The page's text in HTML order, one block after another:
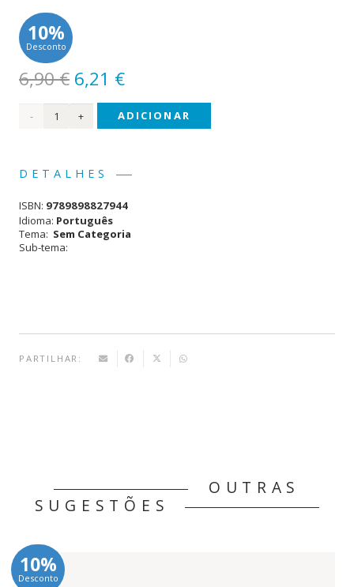
10%
Desconto
6,90€ O
preço
original
6,90 €.
6,21 €O
preço
atual
Quantidade
Brilha
-
ADICIONAR
DETALHES
ISBN: 9789898827944
Idioma: Português
Tema: Sem Categoria
Sub-tema:
PARTILHAR:
OUTRAS
SUGESTÕES
10%
Desconto